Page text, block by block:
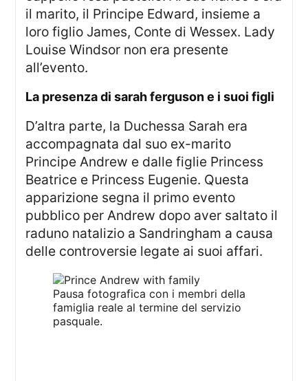
il marito, il Principe Edward, insieme a
loro figlio James, Conte di Wessex. Lady
Louise Windsor non era presente
all’evento.
la presenza di sarah ferguson e i suoi figli
D’altra parte, la Duchessa Sarah era
accompagnata dal suo ex-marito
Principe Andrew e dalle figlie Princess
Beatrice e Princess Eugenie. Questa
apparizione segna il primo evento
pubblico per Andrew dopo aver saltato il
raduno natalizio a Sandringham a causa
delle controversie legate ai suoi affari.
Pausa fotografica con i membri della
famiglia reale al termine del servizio
pasquale.